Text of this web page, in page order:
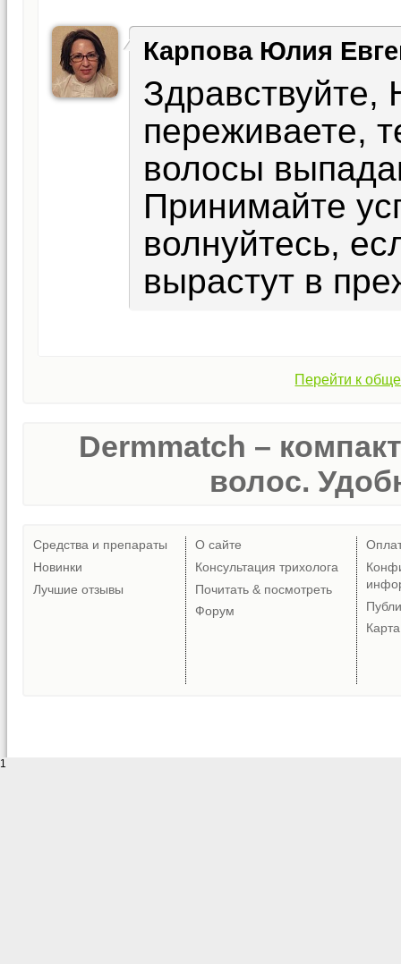
Карпова Юлия
переживаете,
волосы
Принимайте
волнуйтесь,
вырастут в
Перейти к
Dermmatch –
волос.
Средства и препараты
Новинки
Лучшие отзывы
О сайте
Консультация трихолога
Почитать & посмотреть
Форум
1